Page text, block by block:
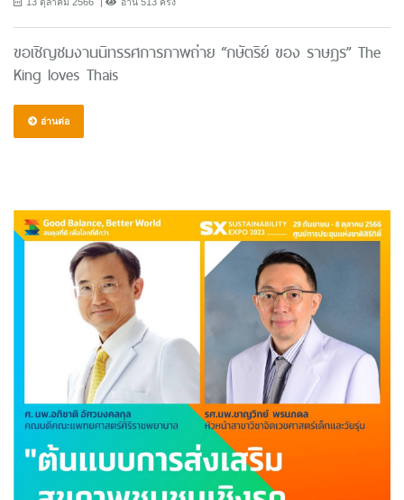
ขอเชิญชมงานนิทรรศการภาพถ่าย “กษัตริย์ ของ ราษฎร” The
King loves Thais
อ่านต่อ